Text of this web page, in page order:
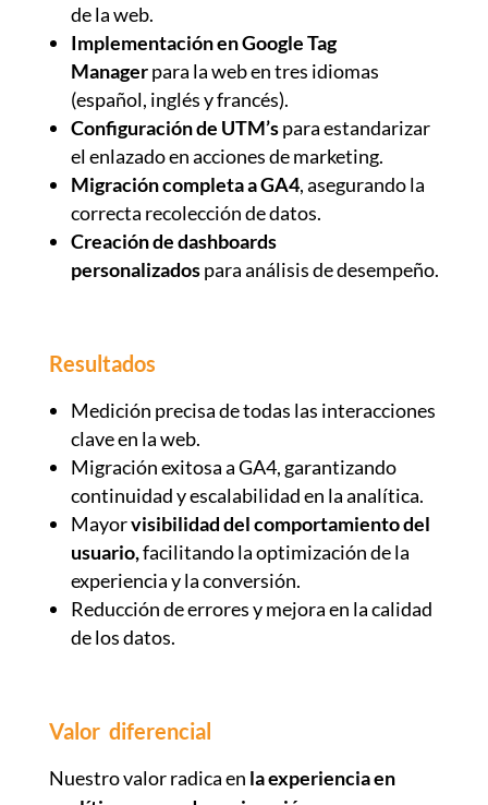
de la web.
Implementación en Google Tag
Managerpara la web en tres idiomas
(español, inglés y francés).
Configuración de UTM’spara estandarizar
el enlazado en acciones de marketing.
Migración completa a GA4, asegurando la
correcta recolección de datos.
Creación de dashboards
personalizadospara análisis de desempeño.
Resultados
Medición precisa de todas las interacciones
clave en la web.
Migración exitosa a GA4, garantizando
continuidad y escalabilidad en la analítica.
Mayorvisibilidad del comportamiento del
usuario,facilitando la optimización de la
experiencia y la conversión.
Reducción de errores y mejora en la calidad
de los datos.
Valor diferencial
Nuestro valor radica en la experiencia en